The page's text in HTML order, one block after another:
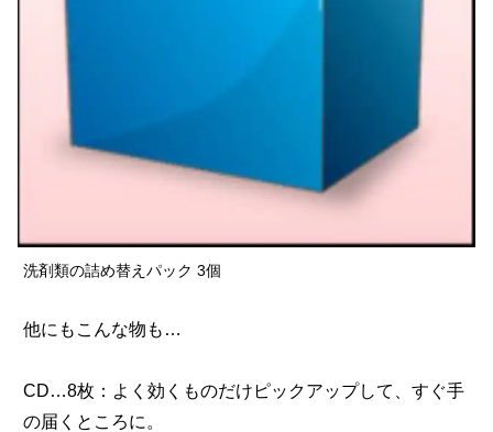
洗剤類の詰め替えパック 3個
他にもこんな物も…
CD…8枚：よく効くものだけピックアップして、すぐ手
の届くところに。